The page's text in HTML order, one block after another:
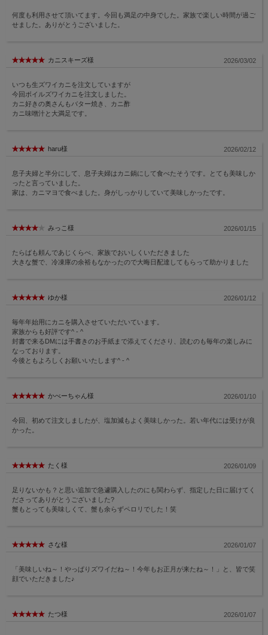
何度も利用させて頂いてます。今回も満足の中身でした。家族で楽しい時間が過ご
せました。ありがとうございました。
カニスキーズ様 2026/03/02
いつも生ズワイカニを注文していますが
今回ボイルズワイカニを注文しました。
カニ好きの奥さんもバター焼き、カニ酢
カニ味噌汁と大満足です。
haru様 2026/02/12
息子夫婦と半分にして、息子夫婦はカニ鍋にして食べたそうです。とても美味しか
ったと言っていました。
家は、カニマヨで食べました。身がしっかりしていて美味しかったです。
みっこ様 2026/01/15
たらばも頼んであじくらべ、家族でおいしくいただきました
大きな蟹で、冷凍庫の余裕もなかったので大晦日配達してもらって助かりました
ゆか様 2026/01/12
毎年年始用にカニを購入させていただいています。
家族からも好評です^ - ^
封書で来るDMには手書きのお手紙まで添えてくださり、読むのも毎年の楽しみに
なっております。
今後ともよろしくお願いいたします^ - ^
かべーちゃん様 2026/01/10
今回、初めて注文しましたが、塩加減もよく美味しかった。若い年代には受けが良
かった。
たく様 2026/01/09
足りないかも？と思い追加で急遽購入したのにも関わらず、指定した日に届けてく
ださってありがとうございました?
蟹もとっても美味しくて、蟹も余らずペロリでした！笑
さな様 2026/01/07
「美味しいね～！やっぱりズワイだね～！今年もお正月が来たね～！」と、皆で笑
顔でいただきました♪
たつ様 2026/01/07